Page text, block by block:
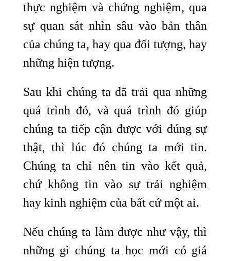
thực nghiệm và chứng nghiệm, qua
sự quan sát nhìn sâu vào bản thân
của chúng ta, hay qua đối tượng, hay
những hiện tượng.
Sau khi chúng ta đã trải qua những
quá trình đó, và quá trình đó giúp
chúng ta tiếp cận được với đúng sự
thật, thì lúc đó chúng ta mới tin.
Chúng ta chỉ nên tin vào kết quả,
chứ không tin vào sự trải nghiệm
hay kinh nghiệm của bất cứ một ai.
Nếu chúng ta làm được như vậy, thì
những gì chúng ta học mới có giá